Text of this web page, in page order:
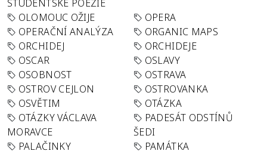
STUDENTSKÉ POEZIE
OLOMOUC OŽIJE
OPERA
OPERAČNÍ ANALÝZA
ORGANIC MAPS
ORCHIDEJ
ORCHIDEJE
OSCAR
OSLAVY
OSOBNOST
OSTRAVA
OSTROV CEJLON
OSTROVANKA
OSVĚTIM
OTÁZKA
OTÁZKY VÁCLAVA
MORAVCE
PADESÁT ODSTÍNŮ
ŠEDI
PALAČINKY
PAMÁTKA